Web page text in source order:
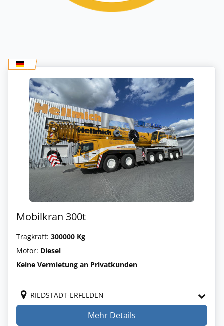
Mobilkran 300t
Tragkraft: 300000 Kg
Motor: Diesel
Keine Vermietung an Privatkunden
RIEDSTADT-ERFELDEN
Mehr Details